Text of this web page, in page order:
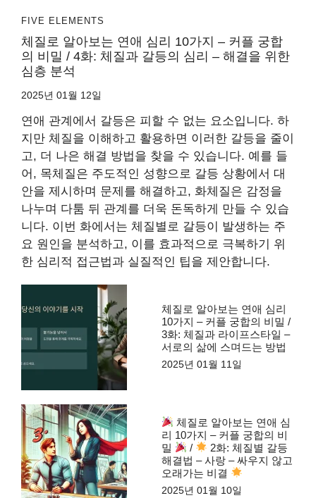
FIVE ELEMENTS
체질로 알아보는 연애 심리 10가지 – 커플 궁합
의 비밀 / 4화: 체질과 갈등의 심리 – 해결을 위한
심층 분석
2025년 01월 12일
연애 관계에서 갈등은 피할 수 없는 요소입니다. 하
지만 체질을 이해하고 활용하면 이러한 갈등을 줄이
고, 더 나은 해결 방법을 찾을 수 있습니다. 예를 들
어, 목체질은 주도적인 성향으로 갈등 상황에서 대
안을 제시하며 문제를 해결하고, 화체질은 감정을
나누며 다툼 뒤 관계를 더욱 돈독하게 만들 수 있습
니다. 이번 화에서는 체질별로 갈등이 발생하는 주
요 원인을 분석하고, 이를 효과적으로 극복하기 위
한 심리적 접근법과 실질적인 팁을 제안합니다.
체질로 알아보는 연애 심리
10가지 – 커플 궁합의 비밀 /
3화: 체질과 라이프스타일 –
서로의 삶에 스며드는 방법
2025년 01월 11일
체질로 알아보는 연애 심
리 10가지 – 커플 궁합의 비
밀
/
2화: 체질별 갈등
해결법 – 사랑 – 싸우지 않고
오래가는 비결
2025년 01월 10일